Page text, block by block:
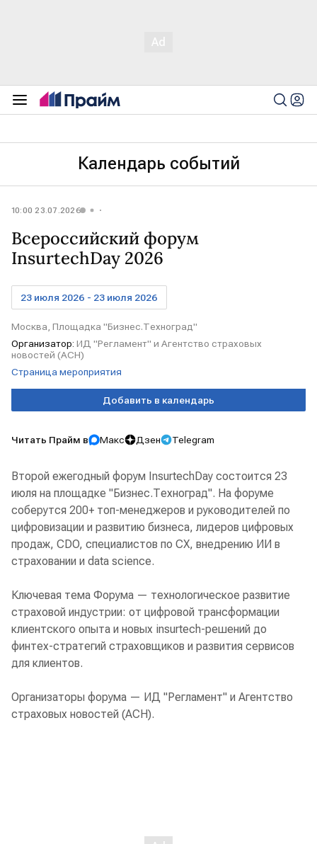
Календарь событий
10:00 23.07.2026
Всероссийский форум
InsurtechDay 2026
23 июля 2026 - 23 июля 2026
Москва, Площадка "Бизнес.Техноград"
Организатор: ИД "Регламент" и Агентство страховых
новостей (АСН)
Страница мероприятия
Добавить в календарь
Читать Прайм в Макс Дзен Telegram
Второй ежегодный форум InsurtechDay состоится 23
июля на площадке "Бизнес.Техноград". На форуме
соберутся 200+ топ-менеджеров и руководителей по
цифровизации и развитию бизнеса, лидеров цифровых
продаж, CDO, специалистов по CX, внедрению ИИ в
страховании и data science.
Ключевая тема Форума — технологическое развитие
страховой индустрии: от цифровой трансформации
клиентского опыта и новых insurtech-решений до
финтех-стратегий страховщиков и развития сервисов
для клиентов.
Организаторы форума — ИД "Регламент" и Агентство
страховых новостей (АСН).